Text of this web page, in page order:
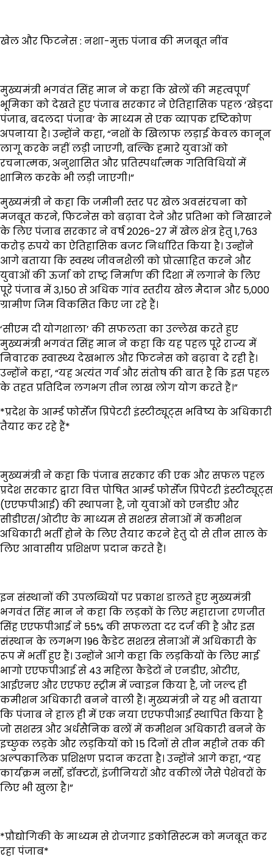
खेल और फिटनेस : नशा-मुक्त पंजाब की मजबूत नींव
मुख्यमंत्री भगवंत सिंह मान ने कहा कि खेलों की महत्वपूर्ण
भूमिका को देखते हुए पंजाब सरकार ने ऐतिहासिक पहल ‘खेड़दा
पंजाब, बदलदा पंजाब’ के माध्यम से एक व्यापक दृष्टिकोण
अपनाया है। उन्होंने कहा, “नशों के खिलाफ लड़ाई केवल कानून
लागू करके नहीं लड़ी जाएगी, बल्कि हमारे युवाओं को
रचनात्मक, अनुशासित और प्रतिस्पर्धात्मक गतिविधियों में
शामिल करके भी लड़ी जाएगी।”
मुख्यमंत्री ने कहा कि जमीनी स्तर पर खेल अवसंरचना को
मजबूत करने, फिटनेस को बढ़ावा देने और प्रतिभा को निखारने
के लिए पंजाब सरकार ने वर्ष 2026-27 में खेल क्षेत्र हेतु 1,763
करोड़ रुपये का ऐतिहासिक बजट निर्धारित किया है। उन्होंने
आगे बताया कि स्वस्थ जीवनशैली को प्रोत्साहित करने और
युवाओं की ऊर्जा को राष्ट्र निर्माण की दिशा में लगाने के लिए
पूरे पंजाब में 3,150 से अधिक गांव स्तरीय खेल मैदान और 5,000
ग्रामीण जिम विकसित किए जा रहे हैं।
‘सीएम दी योगशाला’ की सफलता का उल्लेख करते हुए
मुख्यमंत्री भगवंत सिंह मान ने कहा कि यह पहल पूरे राज्य में
निवारक स्वास्थ्य देखभाल और फिटनेस को बढ़ावा दे रही है।
उन्होंने कहा, “यह अत्यंत गर्व और संतोष की बात है कि इस पहल
के तहत प्रतिदिन लगभग तीन लाख लोग योग करते हैं।”
*प्रदेश के आर्म्ड फोर्सेज प्रिपेटरी इंस्टीट्यूट्स भविष्य के अधिकारी
तैयार कर रहे हैं*
मुख्यमंत्री ने कहा कि पंजाब सरकार की एक और सफल पहल
प्रदेश सरकार द्वारा वित्त पोषित आर्म्ड फोर्सेज प्रिपेटरी इंस्टीट्यूट्स
(एएफपीआई) की स्थापना है, जो युवाओं को एनडीए और
सीडीएस/ओटीए के माध्यम से सशस्त्र सेनाओं में कमीशन
अधिकारी भर्ती होने के लिए तैयार करने हेतु दो से तीन साल के
लिए आवासीय प्रशिक्षण प्रदान करते हैं।
इन संस्थानों की उपलब्धियों पर प्रकाश डालते हुए मुख्यमंत्री
भगवंत सिंह मान ने कहा कि लड़कों के लिए महाराजा रणजीत
सिंह एएफपीआई ने 55% की सफलता दर दर्ज की है और इस
संस्थान के लगभग 196 कैडेट सशस्त्र सेनाओं में अधिकारी के
रूप में भर्ती हुए हैं। उन्होंने आगे कहा कि लड़कियों के लिए माई
भागो एएफपीआई से 43 महिला कैडेटों ने एनडीए, ओटीए,
आईएनए और एएफए स्ट्रीम में ज्वाइन किया है, जो जल्द ही
कमीशन अधिकारी बनने वाली हैं। मुख्यमंत्री ने यह भी बताया
कि पंजाब ने हाल ही में एक नया एएफपीआई स्थापित किया है
जो सशस्त्र और अर्धसैनिक बलों में कमीशन अधिकारी बनने के
इच्छुक लड़के और लड़कियों को 15 दिनों से तीन महीने तक की
अल्पकालिक प्रशिक्षण प्रदान करता है। उन्होंने आगे कहा, “यह
कार्यक्रम नर्सों, डॉक्टरों, इंजीनियरों और वकीलों जैसे पेशेवरों के
लिए भी खुला है।”
*प्रौद्योगिकी के माध्यम से रोजगार इकोसिस्टम को मजबूत कर
रहा पंजाब*